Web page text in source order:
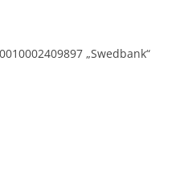
„Swedbank“